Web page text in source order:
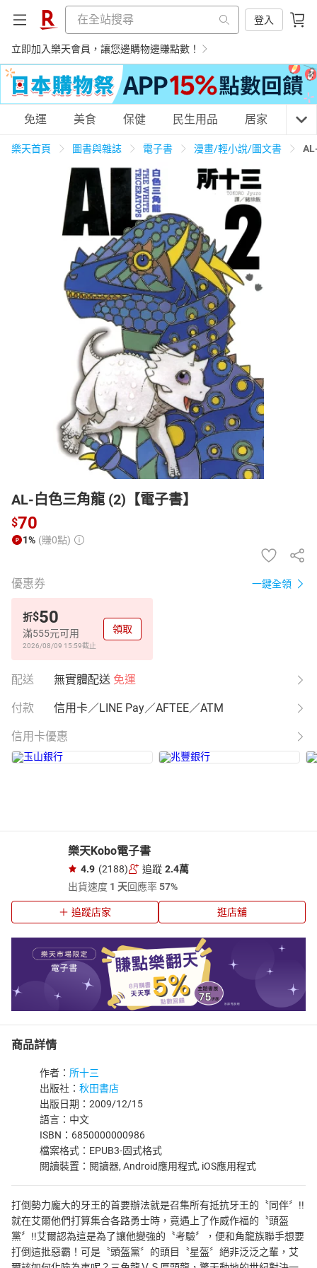
登入
立即加入樂天會員，讓您邊購物邊賺點數！
購物網分類
美食蛋糕 養生保健 民生用品
3C家電 運動休閒 親子玩具
男裝 化妝保養
電子/紙本書
HOT
免運 美食 保健 民生用品 居家 3C
樂天首頁 圖書與雜誌 電子書 漫畫/輕小說/圖文書
AL-白色三角龍 (2)【電子書】
$70
1% (賺0點)
優惠券 一鍵全領
折$50
滿555元可用
2026/08/09 15:59截止
領取
配送 無實體配送 免運
付款 信用卡／LINE Pay／AFTEE／ATM
信用卡優惠
樂天Kobo電子書
4.9 (2188) 追蹤 2.4萬
出貨速度 1 天回應率57%
追蹤店家 逛店舖
商品詳情
作者： 所十三
出版社： 秋田書店
出版日期：2009/12/15
語言：中文
ISBN：6850000000986
檔案格式：EPUB3-固式格式
閱讀裝置：閱讀器, Android應用程式, iOS應用程式
打倒勢力龐大的牙王的首要辦法就是召集所有抵抗牙王的〝同伴〞!!
就在艾爾他們打算集合各路勇士時，竟遇上了作威作福的〝頭盔
黨〞!!艾爾認為這是為了讓他變強的〝考驗〞，便和角龍族聯手想要
打倒這批惡霸！可是〝頭盔黨〞的頭目〝星盔〞絕非泛泛之輩，艾